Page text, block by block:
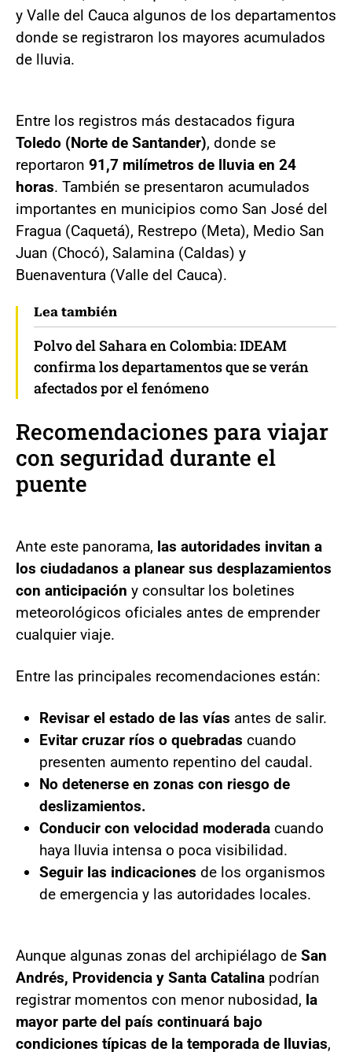
y Valle del Cauca algunos de los departamentos
donde se registraron los mayores acumulados
de lluvia.
Entre los registros más destacados figura
Toledo (Norte de Santander), donde se
reportaron 91,7 milímetros de lluvia en 24
horas. También se presentaron acumulados
importantes en municipios como San José del
Fragua (Caquetá), Restrepo (Meta), Medio San
Juan (Chocó), Salamina (Caldas) y
Buenaventura (Valle del Cauca).
Lea también
Polvo del Sahara en Colombia: IDEAM
confirma los departamentos que se verán
afectados por el fenómeno
Recomendaciones para viajar
con seguridad durante el
puente
Ante este panorama, las autoridades invitan a
los ciudadanos a planear sus desplazamientos
con anticipación y consultar los boletines
meteorológicos oficiales antes de emprender
cualquier viaje.
Entre las principales recomendaciones están:
Revisar el estado de las vías antes de salir.
Evitar cruzar ríos o quebradas cuando
presenten aumento repentino del caudal.
No detenerse en zonas con riesgo de
deslizamientos.
Conducir con velocidad moderada cuando
haya lluvia intensa o poca visibilidad.
Seguir las indicaciones de los organismos
de emergencia y las autoridades locales.
Aunque algunas zonas del archipiélago de San
Andrés, Providencia y Santa Catalina podrían
registrar momentos con menor nubosidad, la
mayor parte del país continuará bajo
condiciones típicas de la temporada de lluvias,